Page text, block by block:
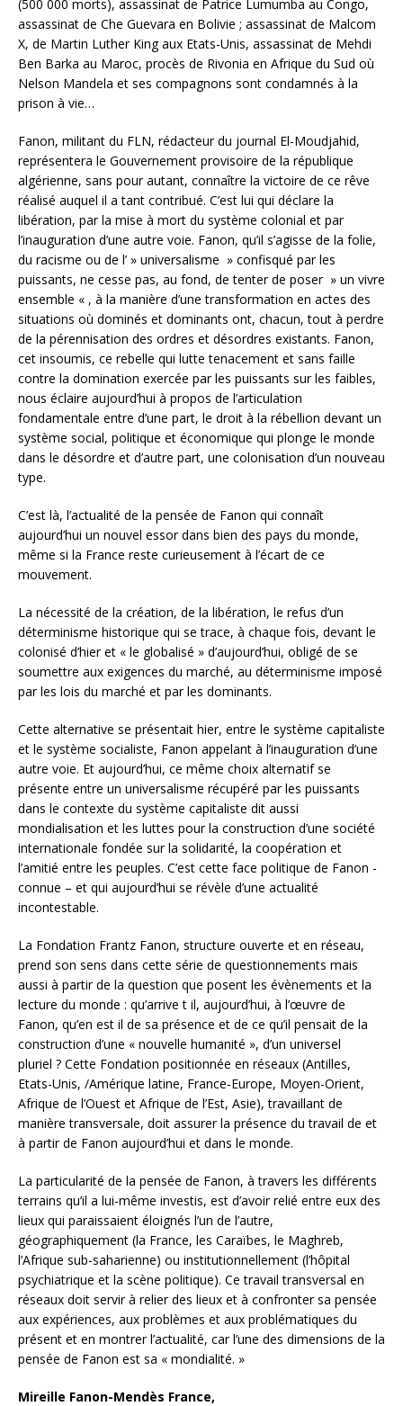
(500 000 morts), assassinat de Patrice Lumumba au Congo,
assassinat de Che Guevara en Bolivie ; assassinat de Malcom
X, de Martin Luther King aux Etats-Unis, assassinat de Mehdi
Ben Barka au Maroc, procès de Rivonia en Afrique du Sud où
Nelson Mandela et ses compagnons sont condamnés à la
prison à vie…
Fanon, militant du FLN, rédacteur du journal El-Moudjahid,
représentera le Gouvernement provisoire de la république
algérienne, sans pour autant, connaître la victoire de ce rêve
réalisé auquel il a tant contribué. C’est lui qui déclare la
libération, par la mise à mort du système colonial et par
l’inauguration d’une autre voie. Fanon, qu’il s’agisse de la folie,
du racisme ou de l’ » universalisme » confisqué par les
puissants, ne cesse pas, au fond, de tenter de poser » un vivre
ensemble « , à la manière d’une transformation en actes des
situations où dominés et dominants ont, chacun, tout à perdre
de la pérennisation des ordres et désordres existants. Fanon,
cet insoumis, ce rebelle qui lutte tenacement et sans faille
contre la domination exercée par les puissants sur les faibles,
nous éclaire aujourd’hui à propos de l’articulation
fondamentale entre d’une part, le droit à la rébellion devant un
système social, politique et économique qui plonge le monde
dans le désordre et d’autre part, une colonisation d’un nouveau
type.
C’est là, l’actualité de la pensée de Fanon qui connaît
aujourd’hui un nouvel essor dans bien des pays du monde,
même si la France reste curieusement à l’écart de ce
mouvement.
La nécessité de la création, de la libération, le refus d’un
déterminisme historique qui se trace, à chaque fois, devant le
colonisé d’hier et « le globalisé » d’aujourd’hui, obligé de se
soumettre aux exigences du marché, au déterminisme imposé
par les lois du marché et par les dominants.
Cette alternative se présentait hier, entre le système capitaliste
et le système socialiste, Fanon appelant à l’inauguration d’une
autre voie. Et aujourd’hui, ce même choix alternatif se
présente entre un universalisme récupéré par les puissants
dans le contexte du système capitaliste dit aussi
mondialisation et les luttes pour la construction d’une société
internationale fondée sur la solidarité, la coopération et
l’amitié entre les peuples. C’est cette face politique de Fanon -
connue – et qui aujourd’hui se révèle d’une actualité
incontestable.
La Fondation Frantz Fanon, structure ouverte et en réseau,
prend son sens dans cette série de questionnements mais
aussi à partir de la question que posent les évènements et la
lecture du monde : qu’arrive t il, aujourd’hui, à l’œuvre de
Fanon, qu’en est il de sa présence et de ce qu’il pensait de la
construction d’une « nouvelle humanité », d’un universel
pluriel ? Cette Fondation positionnée en réseaux (Antilles,
Etats-Unis, /Amérique latine, France-Europe, Moyen-Orient,
Afrique de l’Ouest et Afrique de l’Est, Asie), travaillant de
manière transversale, doit assurer la présence du travail de et
à partir de Fanon aujourd’hui et dans le monde.
La particularité de la pensée de Fanon, à travers les différents
terrains qu’il a lui-même investis, est d’avoir relié entre eux des
lieux qui paraissaient éloignés l’un de l’autre,
géographiquement (la France, les Caraïbes, le Maghreb,
l’Afrique sub-saharienne) ou institutionnellement (l’hôpital
psychiatrique et la scène politique). Ce travail transversal en
réseaux doit servir à relier des lieux et à confronter sa pensée
aux expériences, aux problèmes et aux problématiques du
présent et en montrer l’actualité, car l’une des dimensions de la
pensée de Fanon est sa « mondialité. »
Mireille Fanon-Mendès France,